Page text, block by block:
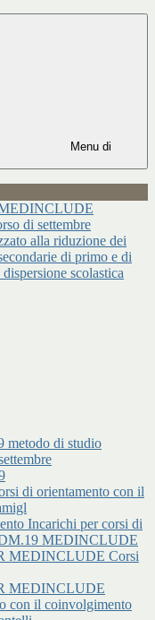
Menu di
di settembre
alla riduzione dei
di primo e di
scolastica
metodo di studio
di orientamento con il
Incarichi per corsi di
MEDINCLUDE
MEDINCLUDE Corsi
MEDINCLUDE
con il coinvolgimento